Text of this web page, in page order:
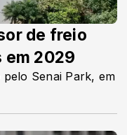
de freio
em 2029
Senai Park, em